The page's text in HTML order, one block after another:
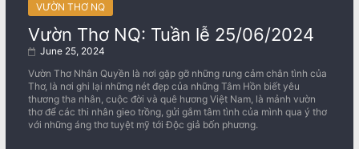
VƯỜN THƠ NQ
Vườn Thơ NQ: Tuần lễ 25/06/2024
June 25, 2024
Vườn Thơ Nhân Quyền là nơi gặp gỡ những rung cảm chân tình của
Thơ, là nơi ghi lại những nét đẹp của những Tâm Hồn biết yêu
thương tha nhân, cuộc đời và quê hương Việt Nam, là mảnh vườn
thơ để các thi nhân gieo trồng, gửi gắm tâm tình của mình qua ý thơ
với những áng thơ tuyệt mỹ tới Độc giả bốn phương.